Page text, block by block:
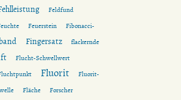
Feldfund
Feuerstein
Fibonacci-
Fingersatz
flackernde
Flucht-Schwellwert
Fluorit
Fluorit-
Fläche Forscher